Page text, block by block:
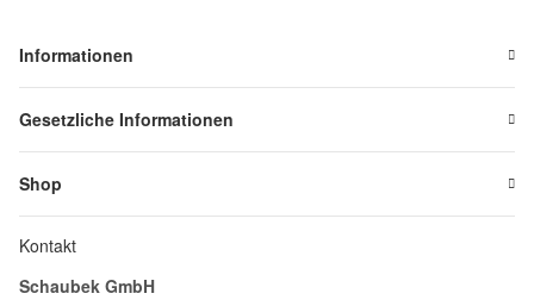
Informationen
Gesetzliche Informationen
Shop
Kontakt
Schaubek GmbH